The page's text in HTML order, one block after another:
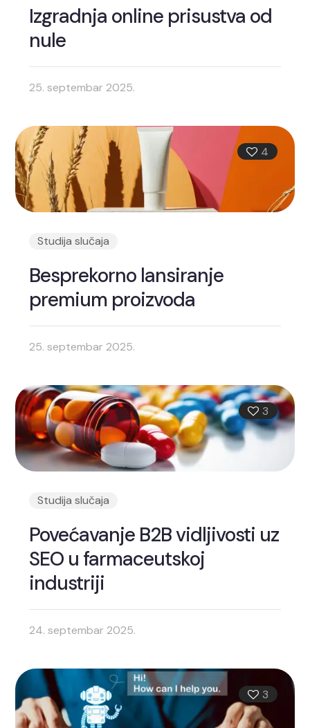
Izgradnja online prisustva od
nule
25. septembar 2025.
4
Studija slučaja
Besprekorno lansiranje
premium proizvoda
25. septembar 2025.
3
Studija slučaja
Povećavanje B2B vidljivosti uz
SEO u farmaceutskoj
industriji
24. septembar 2025.
3